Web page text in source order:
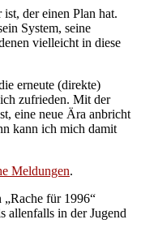
der einen Plan hat.
System, seine
vielleicht in diese
erneute (direkte)
zufrieden. Mit der
eine neue Ära anbricht
kann ich mich damit
Meldungen.
„Rache für 1996“
allenfalls in der Jugend